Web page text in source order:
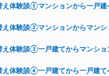
え体験談①マンションから一戸建
え体験談②マンションからマンシ
え体験談③一戸建てからマンショ
え体験談④一戸建てから一戸建て